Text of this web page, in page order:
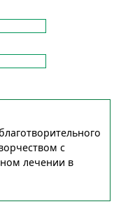
с
лечении в